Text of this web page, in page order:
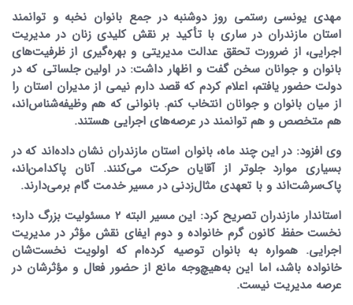
مهدی یونسی رستمی روز دوشنبه در جمع بانوان نخبه و توانمند
استان مازندران در ساری با تأکید بر نقش کلیدی زنان در مدیریت
اجرایی، از ضرورت تحقق عدالت مدیریتی و بهره‌گیری از ظرفیت‌های
بانوان و جوانان سخن گفت و اظهار داشت: در اولین جلساتی که در
دولت حضور یافتم، اعلام کردم که قصد دارم نیمی از مدیران استان را
از میان بانوان و جوانان انتخاب کنم. بانوانی که هم وظیفه‌شناس‌اند،
هم متخصص و هم توانمند در عرصه‌های اجرایی هستند.
وی افزود: در این چند ماه، بانوان استان مازندران نشان داده‌اند که در
بسیاری موارد جلوتر از آقایان حرکت می‌کنند. آنان پاکدامن‌اند،
پاک‌سرشت‌اند و با تعهدی مثال‌زدنی در مسیر خدمت گام برمی‌دارند.
استاندار مازندران تصریح کرد: این مسیر البته ۲ مسئولیت بزرگ دارد؛
نخست حفظ کانون گرم خانواده و دوم ایفای نقش مؤثر در مدیریت
اجرایی. همواره به بانوان توصیه کرده‌ام که اولویت نخست‌شان
خانواده باشد، اما این به‌هیچ‌وجه مانع از حضور فعال و مؤثرشان در
عرصه مدیریت نیست.